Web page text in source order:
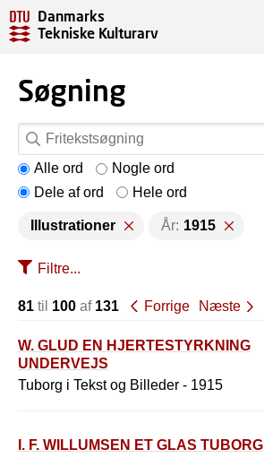
Danmarks
Tekniske Kulturarv
Søgning
Alle ord
Nogle ord
Dele af ord
Hele ord
Illustrationer År: 1915
Filtre...
81 til 100 af 131 Forrige Næste
W. GLUD EN HJERTESTYRKNING
UNDERVEJS
Tuborg i Tekst og Billeder - 1915
I. F. WILLUMSEN ET GLAS TUBORG